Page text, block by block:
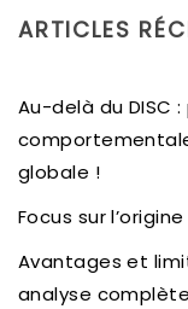
ARTICLES
Au-delà du DISC
globale !
Focus sur
Avantages et
analyse complète